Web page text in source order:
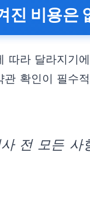
진 비용은
따라 달라지기
확인이 필수
전 모든